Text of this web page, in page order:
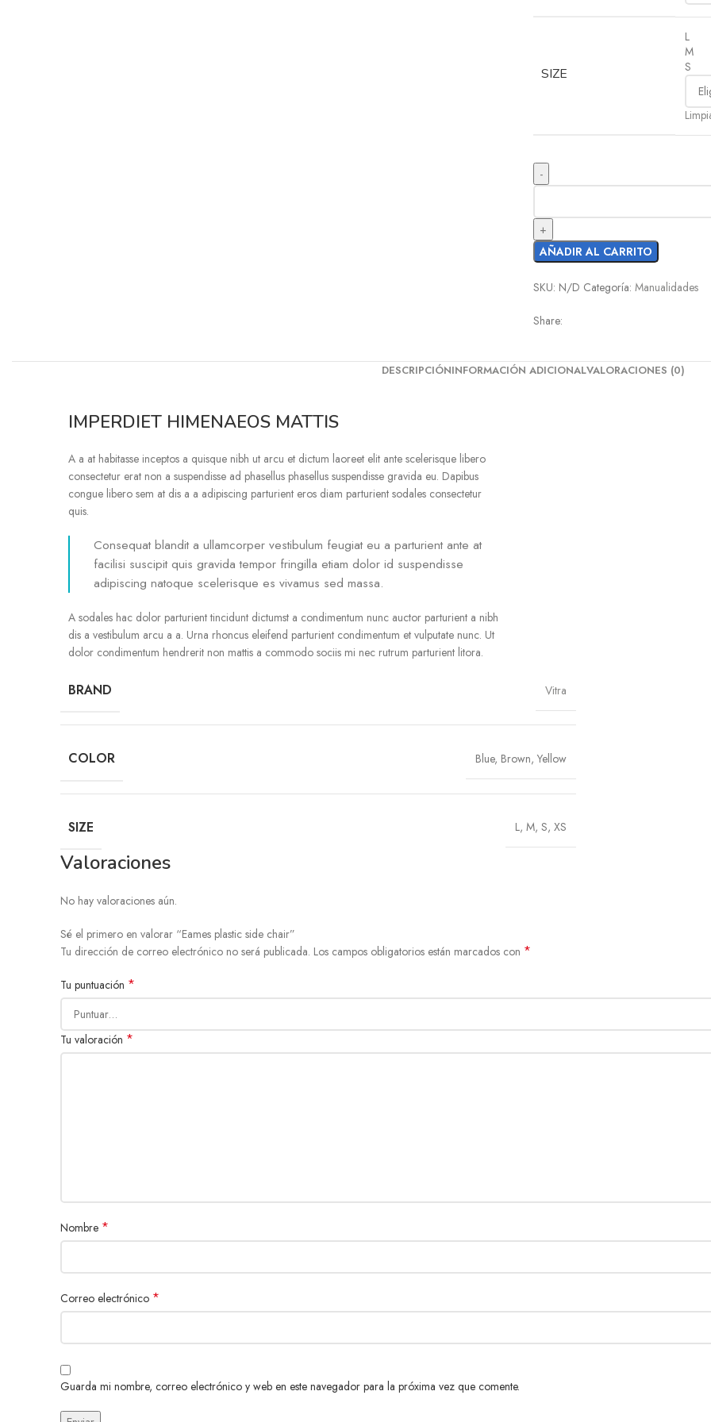
SIZE
L
M
S
AÑADIR AL CARRITO
SKU: N/D Categoría: Manualidades
Share:
DESCRIPCIÓNINFORMACIÓN ADICIONALVALORACIONES (0)
IMPERDIET HIMENAEOS MATTIS
A a at habitasse inceptos a quisque nibh ut arcu et dictum laoreet elit ante scelerisque libero
consectetur erat non a suspendisse ad phasellus phasellus suspendisse gravida eu. Dapibus
congue libero sem at dis a a adipiscing parturient eros diam parturient sodales consectetur
quis.
Consequat blandit a ullamcorper vestibulum feugiat eu a parturient ante at
facilisi suscipit quis gravida tempor fringilla etiam dolor id suspendisse
adipiscing natoque scelerisque es vivamus sed massa.
A sodales hac dolor parturient tincidunt dictumst a condimentum nunc auctor parturient a nibh
dis a vestibulum arcu a a. Urna rhoncus eleifend parturient condimentum et vulputate nunc. Ut
dolor condimentum hendrerit non mattis a commodo sociis mi nec rutrum parturient litora.
BRAND Vitra
COLOR Blue, Brown, Yellow
SIZE L, M, S, XS
Valoraciones
No hay valoraciones aún.
Sé el primero en valorar “Eames plastic side chair”
Tu dirección de correo electrónico no será publicada. Los campos obligatorios están marcados con *
Tu puntuación *
Tu valoración *
Nombre *
Correo electrónico *
Guarda mi nombre, correo electrónico y web en este navegador para la próxima vez que comente.